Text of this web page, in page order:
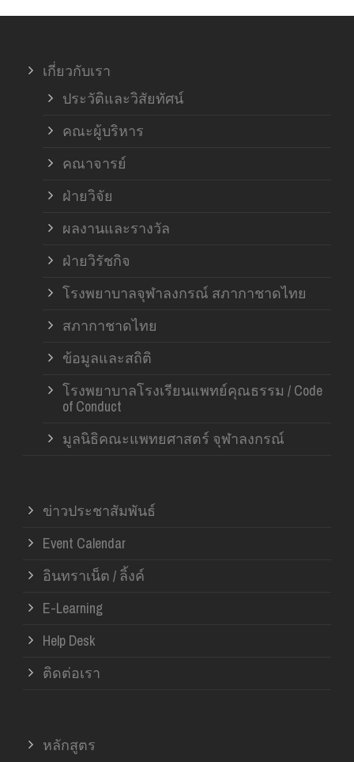
เกี่ยวกับเรา
ประวัติและวิสัยทัศน์
คณะผู้บริหาร
คณาจารย์
ฝ่ายวิจัย
ผลงานและรางวัล
ฝ่ายวิรัชกิจ
โรงพยาบาลจุฬาลงกรณ์ สภากาชาดไทย
สภากาชาดไทย
ข้อมูลและสถิติ
โรงพยาบาลโรงเรียนแพทย์คุณธรรม / Code
of Conduct
มูลนิธิคณะแพทยศาสตร์ จุฬาลงกรณ์
ข่าวประชาสัมพันธ์
Event Calendar
อินทราเน็ต / ลิ้งค์
E-Learning
Help Desk
ติดต่อเรา
หลักสูตร